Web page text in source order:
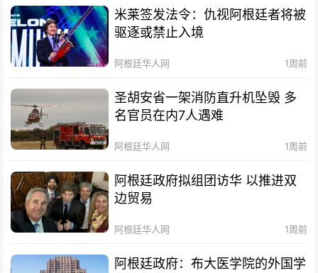
米莱签发法令：仇视阿根廷者将被
驱逐或禁止入境
阿根廷华人网 1周前
圣胡安省一架消防直升机坠毁 多
名官员在内7人遇难
阿根廷华人网 1周前
阿根廷政府拟组团访华 以推进双
边贸易
阿根廷华人网 1周前
阿根廷政府：布大医学院的外国学